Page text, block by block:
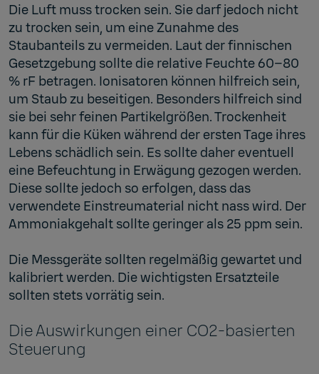
Die Luft muss trocken sein. Sie darf jedoch nicht
zu trocken sein, um eine Zunahme des
Staubanteils zu vermeiden. Laut der finnischen
Gesetzgebung sollte die relative Feuchte 60–80
% rF betragen. Ionisatoren können hilfreich sein,
um Staub zu beseitigen. Besonders hilfreich sind
sie bei sehr feinen Partikelgrößen. Trockenheit
kann für die Küken während der ersten Tage ihres
Lebens schädlich sein. Es sollte daher eventuell
eine Befeuchtung in Erwägung gezogen werden.
Diese sollte jedoch so erfolgen, dass das
verwendete Einstreumaterial nicht nass wird. Der
Ammoniakgehalt sollte geringer als 25 ppm sein.
Die Messgeräte sollten regelmäßig gewartet und
kalibriert werden. Die wichtigsten Ersatzteile
sollten stets vorrätig sein.
Die Auswirkungen einer CO2-basierten
Steuerung